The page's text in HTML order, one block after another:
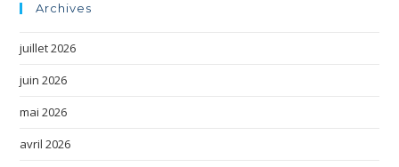
Archives
juillet 2026
juin 2026
mai 2026
avril 2026